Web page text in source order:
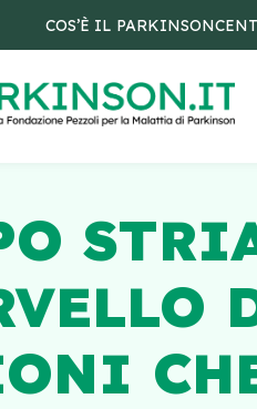
COS’È IL PARKINSON